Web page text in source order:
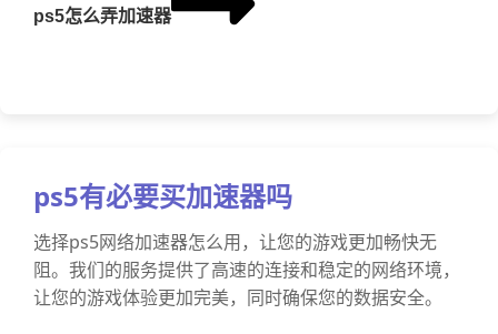
ps5怎么弄加速器
ps5有必要买加速器吗
选择ps5网络加速器怎么用，让您的游戏更加畅快无
阻。我们的服务提供了高速的连接和稳定的网络环境，
让您的游戏体验更加完美，同时确保您的数据安全。